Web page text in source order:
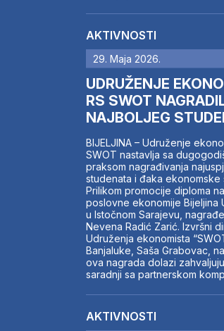
AKTIVNOSTI
29. Maja 2026.
UDRUŽENJE
RS SWOT
NAJBOLJEG
BIJELJINA – Udruženje
SWOT nastavlja sa
praksom nagrađivanja
studenata i đaka ekonomske
Prilikom promocije diploma
poslovne ekonomije Bijeljina
u Istočnom Sarajevu,
Nevena Radić Zarić. Izvršni
Udruženja ekonomista
Banjaluke, Saša Grabovac,
ova nagrada dolazi
saradnji sa partnerskom
AKTIVNOSTI